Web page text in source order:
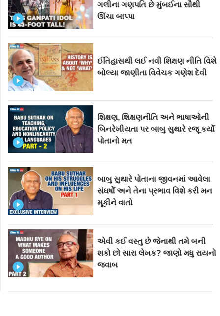
ગલીના ગણપતિ છે મુંબઈના સૌથી
ઊંચા બાપ્પા
ઈતિહાસથી લઈ નવી શિક્ષણ નીતિ વિશે
બોલ્યા જાણીતા વિવેચક ગણેશ દેવી
શિક્ષણ, શિક્ષણનીતિ અને ભાષાઓની
બિનરેખીયતા પર બાબુ સુથારે રજૂ કર્યો
પોતાનો મત
બાબુ સુથારે પોતાના જીવનમાં આવેલા
સંઘર્ષો અને તેના પ્રભાવ વિશે કરી મન
મૂકીને વાતો
એવી કઈ વસ્તુ છે જેનાથી તમે બની
શકો છો સારા લેખક? જાણો મધુ રાયનો
જવાબ